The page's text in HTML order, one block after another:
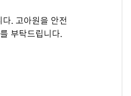
. 고아원을 안전
부탁드립니다.